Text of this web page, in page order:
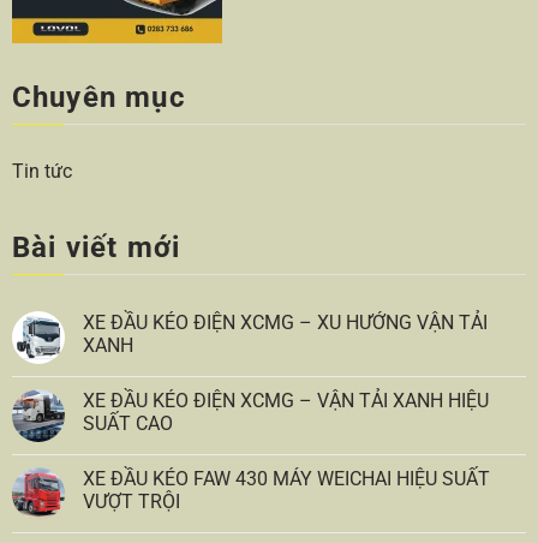
Chuyên mục
Tin tức
Bài viết mới
XE ĐẦU KÉO ĐIỆN XCMG – XU HƯỚNG VẬN TẢI
XANH
XE ĐẦU KÉO ĐIỆN XCMG – VẬN TẢI XANH HIỆU
SUẤT CAO
XE ĐẦU KÉO FAW 430 MÁY WEICHAI HIỆU SUẤT
VƯỢT TRỘI